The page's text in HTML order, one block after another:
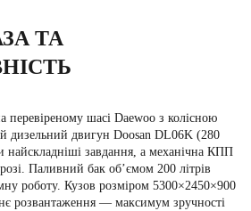
ТА
перевіреному шасі Daewoo з колісною
двигун Doosan DL06K (280
найскладніші завдання, а механічна КПП
Паливний бак об’ємом 200 літрів
роботу. Кузов розміром 5300×2450×900
розвантаження — максимум зручності